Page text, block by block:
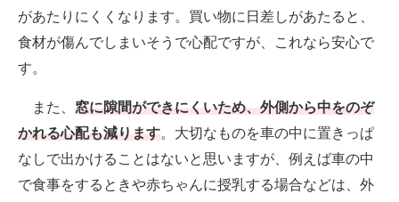
があたりにくくなります。買い物に日差しがあたると、
食材が傷んでしまいそうで心配ですが、これなら安心で
す。
また、 窓に隙間ができにくいため、外側から中をのぞ
かれる心配も減ります。大切なものを車の中に置きっぱ
なしで出かけることはないと思いますが、例えば車の中
で食事をするときや赤ちゃんに授乳する場合などは、外